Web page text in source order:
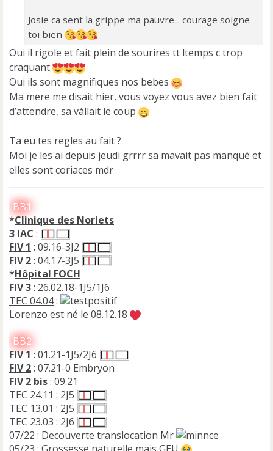
Josie ca sent la grippe ma pauvre... courage soigne
toi bien
Oui il rigole et fait plein de sourires tt ltemps c trop
craquant
Oui ils sont magnifiques nos bebes
Ma mere me disait hier, vous voyez vous avez bien fait
d’attendre, sa vàllait le coup
Ta eu tes regles au fait ?
Moi je les ai depuis jeudi grrrr sa mavait pas manqué et
elles sont coriaces mdr
BB1
*Clinique des Noriets
3 IAC :
FIV 1 : 09.16-3J2
FIV 2: 04.17-3J5
*Hôpital FOCH
FIV 3: 26.02.18-1J5/1J6
TEC 04.04:
Lorenzo est né le 08.12.18
BB2
FIV 1 : 01.21-1J5/2J6
FIV 2: 07.21-0 Embryon
FIV 2 bis: 09.21
TEC 24.11 : 2J5
TEC 13.01 : 2J5
TEC 23.03 : 2J6
07/22 : Decouverte translocation Mr